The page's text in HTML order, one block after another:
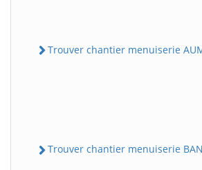
Trouver chantier menuiserie
Trouver chantier menuiserie